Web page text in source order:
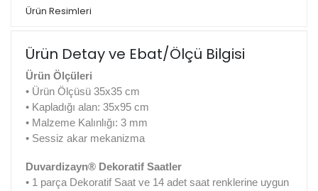
Ürün Resimleri
Ürün Detay ve Ebat/Ölçü Bilgisi
Ürün Ölçüleri
• Ürün Ölçüsü 35x35 cm
• Kapladığı alan: 35x95 cm
• Malzeme Kalınlığı: 3 mm
• Sessiz akar mekanizma
Duvardizayn® Dekoratif Saatler
• 1 parça Dekoratif Saat ve 14 adet saat renklerine uygun